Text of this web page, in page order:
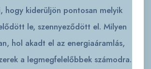
hogy kiderüljön pontosan melyik
le, szennyeződött el. Milyen
hol akadt el az energiaáramlás,
a legmegfelelőbbek számodra.